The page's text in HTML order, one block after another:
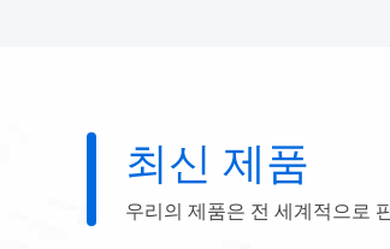
최신 제품
우리의 제품은 전 세계적으로